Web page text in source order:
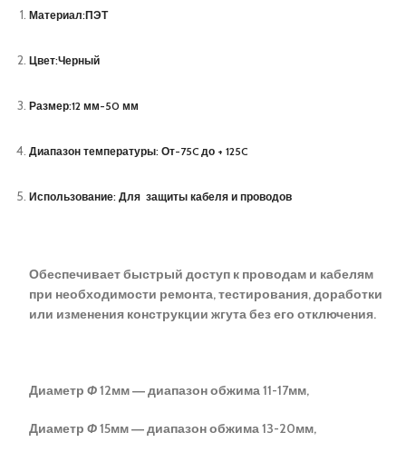
Материал:ПЭТ
Цвет:Черный
Размер:12 мм-50 мм
Диапазон температуры: От-75C до + 125C
Использование: Для защиты кабеля и проводов
Обеспечивает быстрый доступ к проводам и кабелям
при необходимости ремонта, тестирования, доработки
или изменения конструкции жгута без его отключения.
Диаметр Ф12мм ― диапазон обжима 11-17мм,
Диаметр Ф15мм ― диапазон обжима 13-20мм,